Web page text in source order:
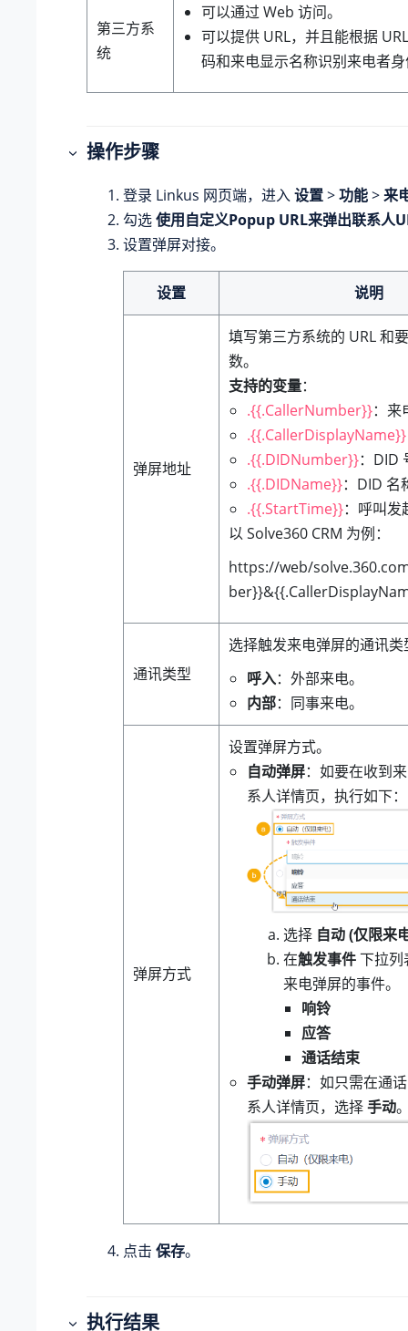
第三方系
统
可以通过 Web 访问。
可以提供 URL，并且能根据
码和来电显示名称识别来电者
操作步骤
登录 Linkus 网页端，进入设置>功能>来
勾选使用自定义Popup URL来弹出联系人
设置弹屏对接。
设置 说明
弹屏地址
填写第三方系统的 URL 和
数。
支持的变量：
.{{.CallerNumber}}：来
.{{.CallerDisplayName}}
.{{.DIDNumber}}：DID
.{{.DIDName}}：DID 名
.{{.StartTime}}：呼叫发
以 Solve360 CRM 为例：
https://web/
通讯类型
选择触发来电弹屏的通讯类
呼入：外部来电。
内部：同事来电。
弹屏方式
设置弹屏方式。
自动弹屏：如要在收到
系人详情页，执行如下：
选择 自动 (仅限来
在触发事件下拉列
来电弹屏的事件。
响铃
应答
通话结束
手动弹屏：如只需在通
系人详情页，选择手动
点击 保存。
执行结果